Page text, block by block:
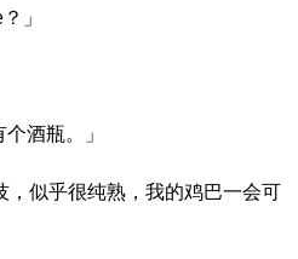
」
酒瓶。」
似乎很纯熟，我的鸡巴一会可